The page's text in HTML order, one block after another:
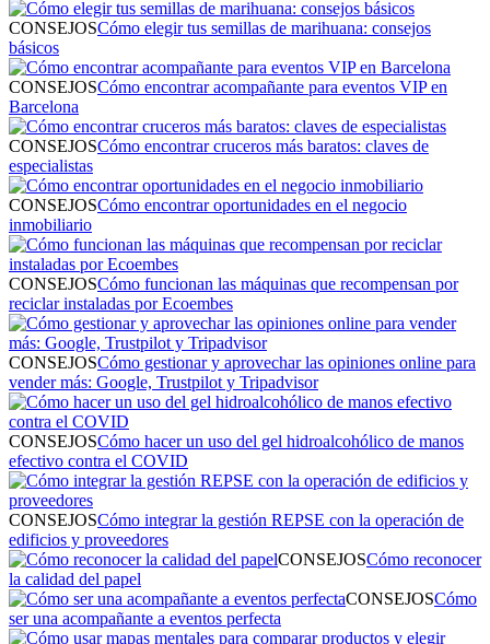
CONSEJOSCómo elegir tus semillas de marihuana: consejos
básicos
CONSEJOSCómo encontrar acompañante para eventos VIP en
Barcelona
CONSEJOSCómo encontrar cruceros más baratos: claves de
especialistas
CONSEJOSCómo encontrar oportunidades en el negocio
inmobiliario
CONSEJOSCómo funcionan las máquinas que recompensan por
reciclar instaladas por Ecoembes
CONSEJOSCómo gestionar y aprovechar las opiniones online para
vender más: Google, Trustpilot y Tripadvisor
CONSEJOSCómo hacer un uso del gel hidroalcohólico de manos
efectivo contra el COVID
CONSEJOSCómo integrar la gestión REPSE con la operación de
edificios y proveedores
CONSEJOSCómo reconocer
la calidad del papel
CONSEJOSCómo
ser una acompañante a eventos perfecta